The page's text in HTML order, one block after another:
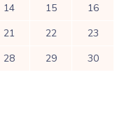
14 15
16
21 22
23
28 29
30